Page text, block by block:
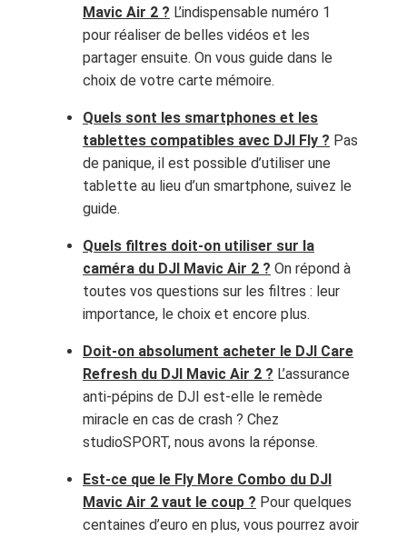
Mavic Air 2 ? L’indispensable numéro 1
pour réaliser de belles vidéos et les
partager ensuite. On vous guide dans le
choix de votre carte mémoire.
Quels sont les smartphones et les
tablettes compatibles avec DJI Fly ? Pas
de panique, il est possible d’utiliser une
tablette au lieu d’un smartphone, suivez le
guide.
Quels filtres doit-on utiliser sur la
caméra du DJI Mavic Air 2 ? On répond à
toutes vos questions sur les filtres : leur
importance, le choix et encore plus.
Doit-on absolument acheter le DJI Care
Refresh du DJI Mavic Air 2 ? L’assurance
anti-pépins de DJI est-elle le remède
miracle en cas de crash ? Chez
studioSPORT, nous avons la réponse.
Est-ce que le Fly More Combo du DJI
Mavic Air 2 vaut le coup ? Pour quelques
centaines d’euro en plus, vous pourrez avoir